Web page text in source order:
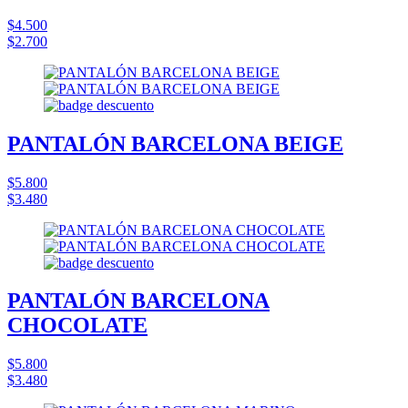
$4.500
$2.700
PANTALÓN BARCELONA BEIGE
$5.800
$3.480
PANTALÓN BARCELONA
CHOCOLATE
$5.800
$3.480